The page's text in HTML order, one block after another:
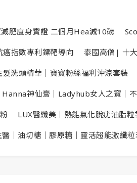
肥廋身實證 二個月Hea減10磅
指數專利鏢靶導向 泰國高僧| 十
洗頭精華｜寶寶粉絲福利沖涼套裝
神仙膏｜Ladyhub女人之寶｜
LUX醫纖美｜熱能氣化脫疣油脂
｜油切糖｜膠原糖｜靈活超能激纖